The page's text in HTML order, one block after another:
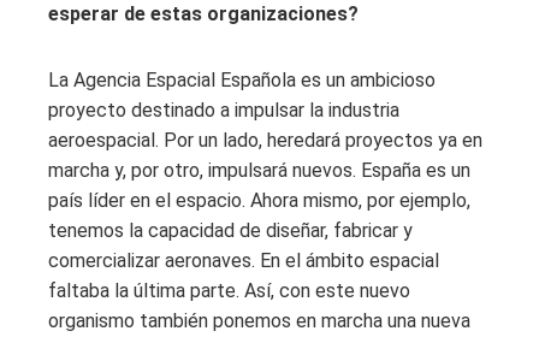
esperar de estas organizaciones?
La Agencia Espacial Española es un ambicioso
proyecto destinado a impulsar la industria
aeroespacial. Por un lado, heredará proyectos ya en
marcha y, por otro, impulsará nuevos. España es un
país líder en el espacio. Ahora mismo, por ejemplo,
tenemos la capacidad de diseñar, fabricar y
comercializar aeronaves. En el ámbito espacial
faltaba la última parte. Así, con este nuevo
organismo también ponemos en marcha una nueva